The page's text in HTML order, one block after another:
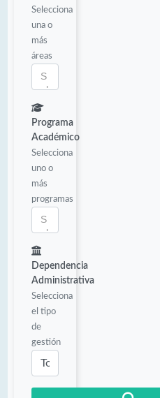
Selecciona
una o
más
áreas
Programa
Académico
Selecciona
uno o
más
programas
Dependencia
Administrativa
Selecciona
el tipo
de
gestión